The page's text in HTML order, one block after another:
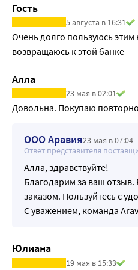
Гость
5 августа в 16:31
Очень долго пользуюсь
возвращаюсь к этой банке
Алла
23 мая в 02:01
Довольна. Покупаю повторно
ООО Аравия23 мая в 07:04
Ответ представителя
Алла, здравствуйте!
Благодарим за ваш
заказом. Пользуйтесь с
С уважением, команда
Юлиана
19 мая в 15:33